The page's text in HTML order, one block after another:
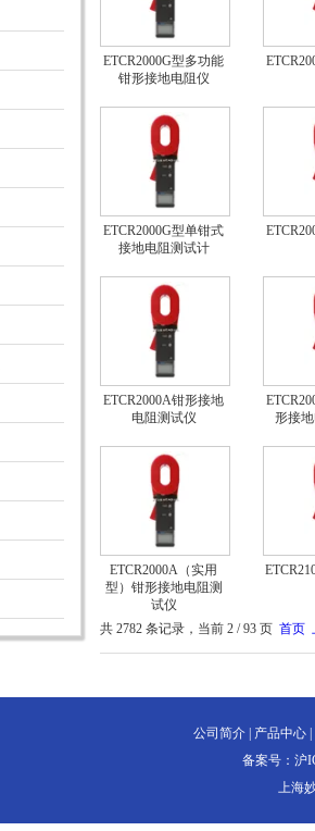
ETCR2000G型多功能
钳形接地电阻仪
ETCR2000G型单钳式
接地电阻测试计
ETCR2000A钳形接地
电阻测试仪
形接
ETCR2000A（实用
型）钳形接地电阻测
试仪
共 2782 条记录，当前 2 / 93 页 首页
公司简介 产品中心
备案号：沪
上海